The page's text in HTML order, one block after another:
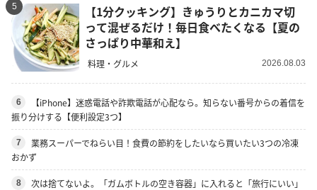
5
【1分クッキング】きゅうりとカニカマ切
って混ぜるだけ！毎日食べたくなる【夏の
さっぱり中華和え】
料理・グルメ 2026.08.03
6
【iPhone】迷惑電話や詐欺電話が心配なら。知らない番号からの着信を
振り分けする【便利設定3つ】
7
業務スーパーでねらい目！食費の節約をしたいなら買いたい3つの冷凍
おかず
8
次は捨てないよ。「ガムボトルの空き容器」に入れると「旅行にいい」